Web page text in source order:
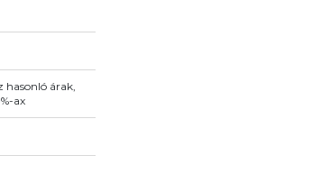
hasonló árak,
ax